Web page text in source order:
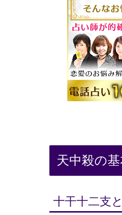
天中殺の
十干十二支